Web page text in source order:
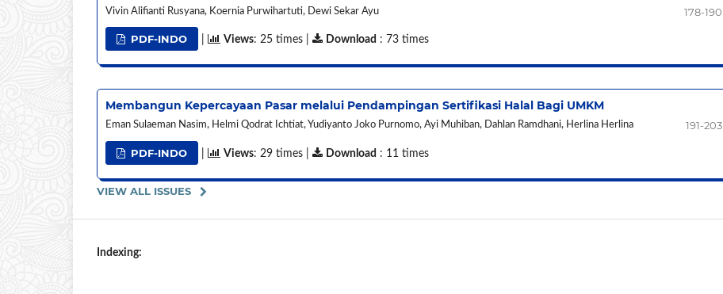
Vivin Alifianti Rusyana, Koernia Purwihartuti, Dewi Sekar Ayu 178-190
PDF-INDO Views: 25 times | Download : 73 times
Membangun Kepercayaan Pasar melalui Pendampingan Sertifikasi Halal Bagi UMKM
Eman Sulaeman Nasim, Helmi Qodrat Ichtiat, Yudiyanto Joko Purnomo, Ayi Muhiban, Dahlan Ramdhani, Herlina Herlina 191-203
PDF-INDO Views: 29 times | Download : 11 times
VIEW ALL ISSUES
Indexing: